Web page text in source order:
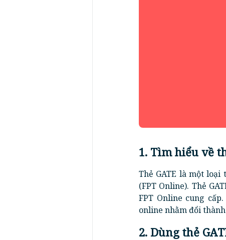
1. Tìm hiểu về
Thẻ GATE là một
(FPT Online). Thẻ
FPT Online cung
online nhằm đổi
2. Dùng thẻ